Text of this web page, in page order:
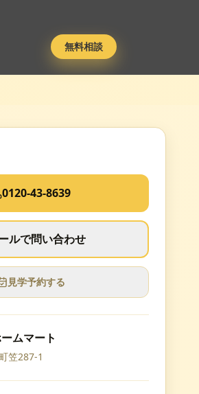
無料相談
0120-43-8639
ルで問い合わせ
見学予約する
ムマート
笠287-1